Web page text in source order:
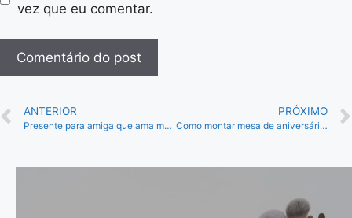
vez que eu comentar.
ANTERIOR
Presente para amiga que ama maquiagem: as melhores opções!
PRÓXIMO
Como montar mesa de aniversário: 10 dicas incríveis!